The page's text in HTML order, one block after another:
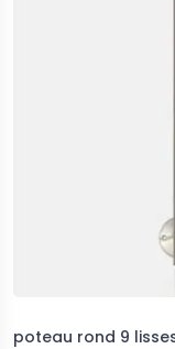
poteau rond 9